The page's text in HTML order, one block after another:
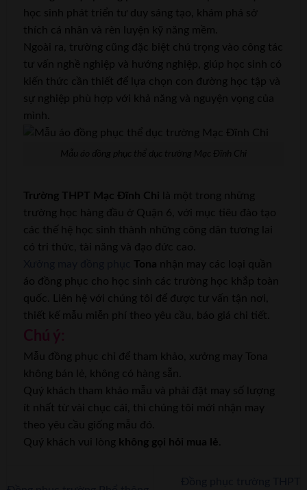
học sinh phát triển tư duy sáng tạo, khám phá sở
thích cá nhân và rèn luyện kỹ năng mềm.
Ngoài ra, trường cũng đặc biệt chú trọng vào công tác
tư vấn nghề nghiệp và hướng nghiệp, giúp học sinh có
kiến thức cần thiết để lựa chọn con đường học tập và
sự nghiệp phù hợp với khả năng và nguyện vọng của
mình.
Mẫu áo đồng phục thể dục trường Mạc Đĩnh Chi
Trường THPT Mạc Đĩnh Chi
là một trong những
trường học hàng đầu ở Quận 6, với mục tiêu đào tạo
các thế hệ học sinh thành những công dân tương lai
có tri thức, tài năng và đạo đức cao.
Tona nhận may các loại quần
áo đồng phục cho học sinh các trường học khắp toàn
quốc. Liên hệ với chúng tôi để được tư vấn tận nơi,
thiết kế mẫu miễn phí theo yêu cầu, báo giá chi tiết.
Chú ý:
Mẫu đồng phục chỉ để tham khảo, xưởng may Tona
không bán lẻ, không có hàng sẵn.
Quý khách tham khảo mẫu và phải đặt may số lượng
ít nhất từ vài chục cái, thì chúng tôi mới nhận may
theo yêu cầu giống mẫu đó.
Quý khách vui lòng không gọi hỏi mua lẻ